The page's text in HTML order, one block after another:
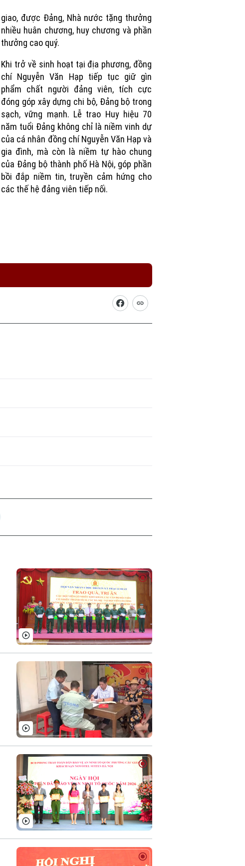
giao, được Đảng, Nhà nước tặng thưởng
nhiều huân chương, huy chương và phần
thưởng cao quý.
Khi trở về sinh hoạt tại địa phương, đồng
chí Nguyễn Văn Hạp tiếp tục giữ gìn
phẩm chất người đảng viên, tích cực
đóng góp xây dựng chi bộ, Đảng bộ trong
sạch, vững mạnh. Lễ trao Huy hiệu 70
năm tuổi Đảng không chỉ là niềm vinh dự
của cá nhân đồng chí Nguyễn Văn Hạp và
gia đình, mà còn là niềm tự hào chung
của Đảng bộ thành phố Hà Nội, góp phần
bồi đắp niềm tin, truyền cảm hứng cho
các thế hệ đảng viên tiếp nối.